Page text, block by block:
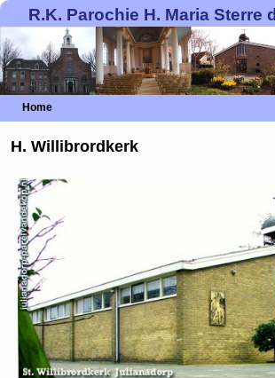
R.K. Parochie H. Maria Sterre
Home
H. Willibrordkerk